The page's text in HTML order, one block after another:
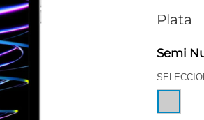
Plata
Semi